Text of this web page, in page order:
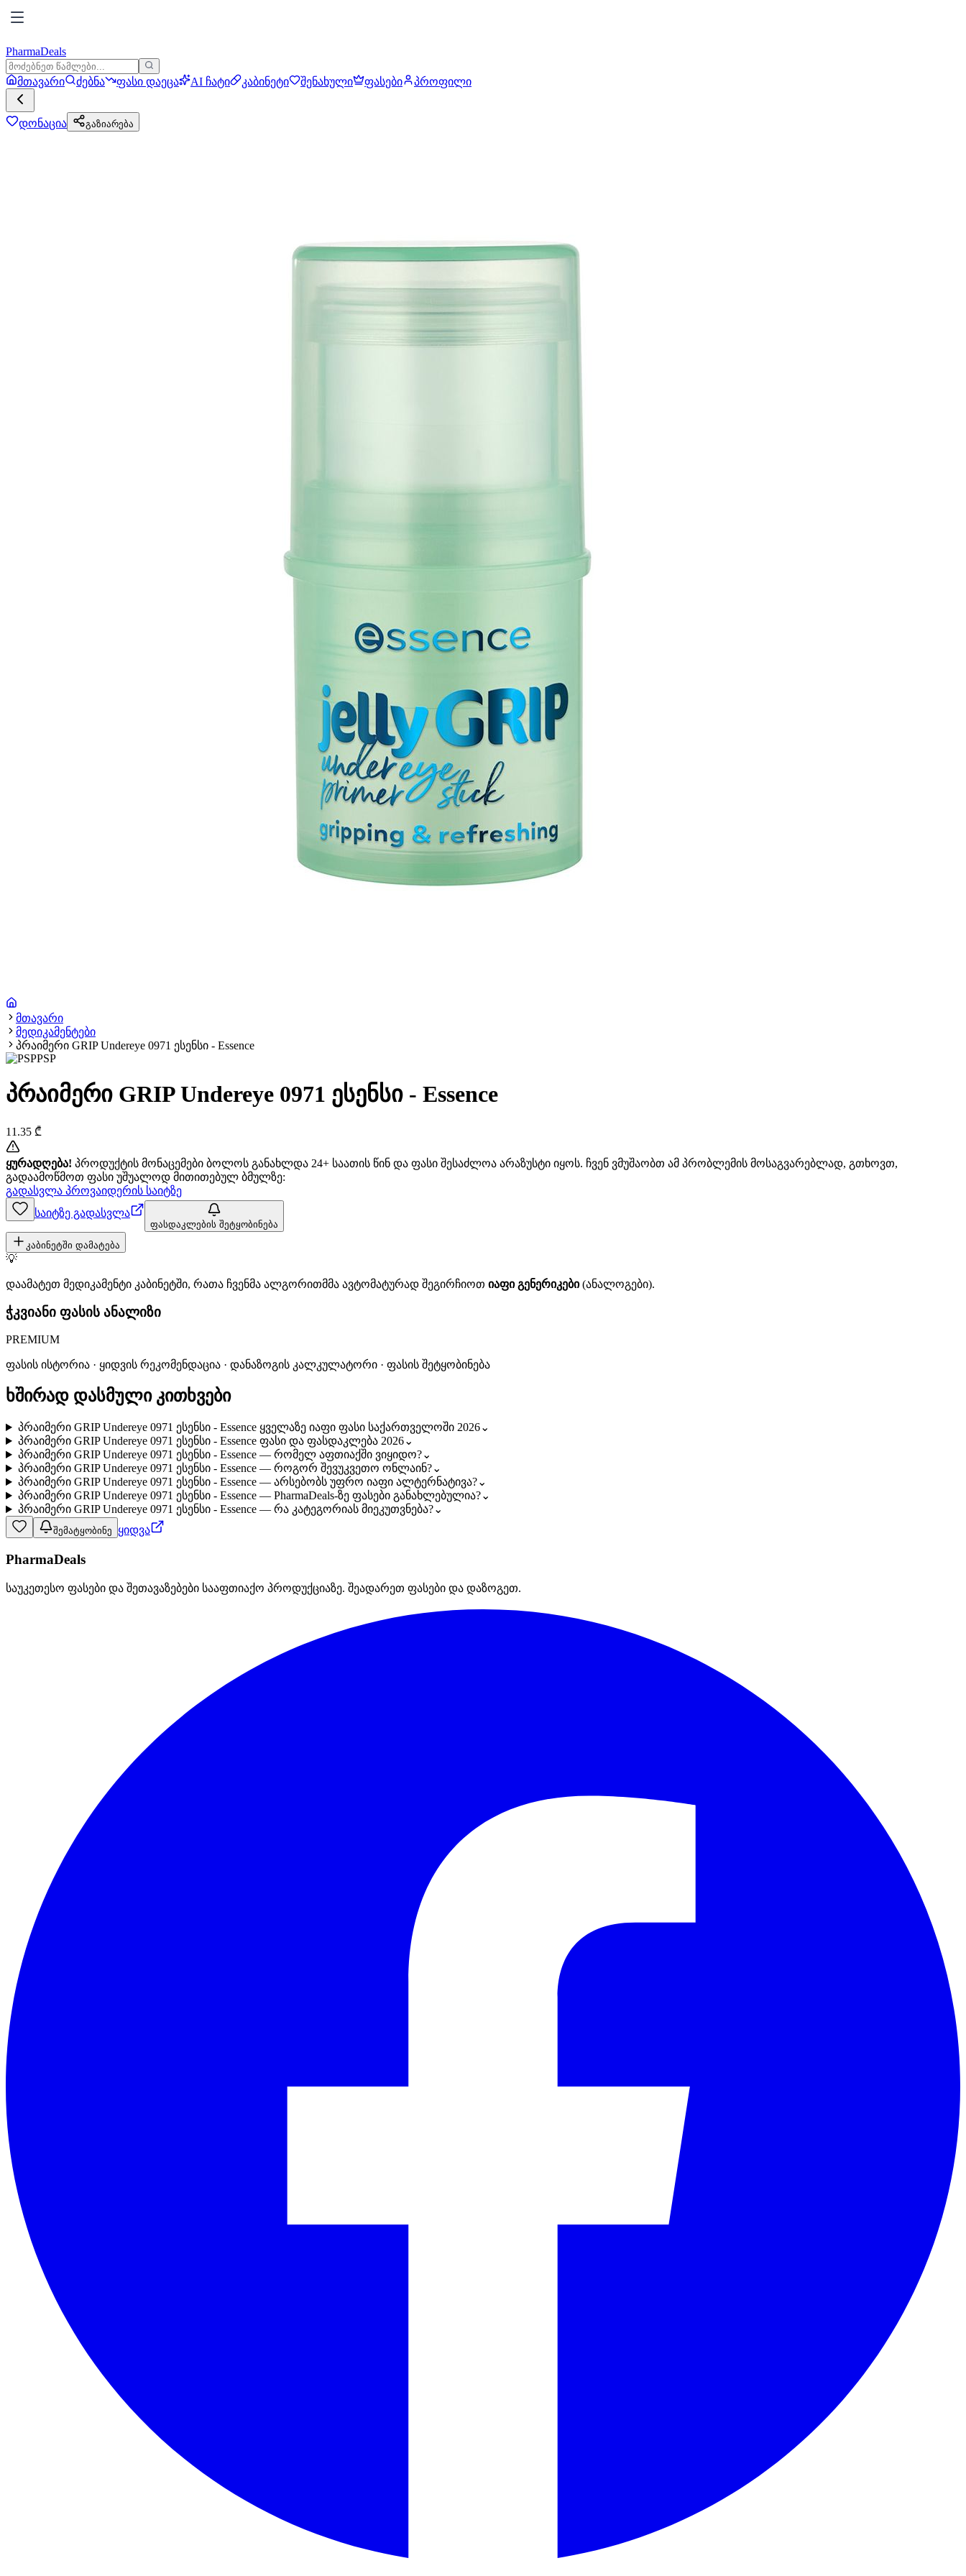
PharmaDeals
მთავარი ძებნა ფასი დაეცა AI ჩატი კაბინეტი შენახული ფასები პროფილი
დონაცია გაზიარება
მთავარი
მედიკამენტები
პრაიმერი GRIP Undereye 0971 ესენსი - Essence
PSP
პრაიმერი GRIP Undereye 0971 ესენსი - Essence
11.35 ₾
ყურადღება! პროდუქტის მონაცემები ბოლოს განახლდა 24+ საათის წინ და ფასი შესაძლოა არაზუსტი იყოს. ჩვენ ვმუშაობთ ამ პრობლემის მოსაგვარებლად, გთხოვთ,
გადაამოწმოთ ფასი უშუალოდ მითითებულ ბმულზე:
გადასვლა პროვაიდერის საიტზე
საიტზე გადასვლა
ფასდაკლების შეტყობინება
კაბინეტში დამატება
💡
დაამატეთ მედიკამენტი კაბინეტში, რათა ჩვენმა ალგორითმმა ავტომატურად შეგირჩიოთ იაფი გენერიკები(ანალოგები).
ჭკვიანი ფასის ანალიზი
PREMIUM
ფასის ისტორია · ყიდვის რეკომენდაცია · დანაზოგის კალკულატორი · ფასის შეტყობინება
ხშირად დასმული კითხვები
პრაიმერი GRIP Undereye 0971 ესენსი - Essence ყველაზე იაფი ფასი საქართველოში 2026⌄
პრაიმერი GRIP Undereye 0971 ესენსი - Essence ფასი და ფასდაკლება 2026⌄
პრაიმერი GRIP Undereye 0971 ესენსი - Essence — რომელ აფთიაქში ვიყიდო?⌄
პრაიმერი GRIP Undereye 0971 ესენსი - Essence — როგორ შევუკვეთო ონლაინ?⌄
პრაიმერი GRIP Undereye 0971 ესენსი - Essence — არსებობს უფრო იაფი ალტერნატივა?⌄
პრაიმერი GRIP Undereye 0971 ესენსი - Essence — PharmaDeals-ზე ფასები განახლებულია?⌄
პრაიმერი GRIP Undereye 0971 ესენსი - Essence — რა კატეგორიას მიეკუთვნება?⌄
შემატყობინე ყიდვა
PharmaDeals
საუკეთესო ფასები და შეთავაზებები სააფთიაქო პროდუქციაზე. შეადარეთ ფასები და დაზოგეთ.